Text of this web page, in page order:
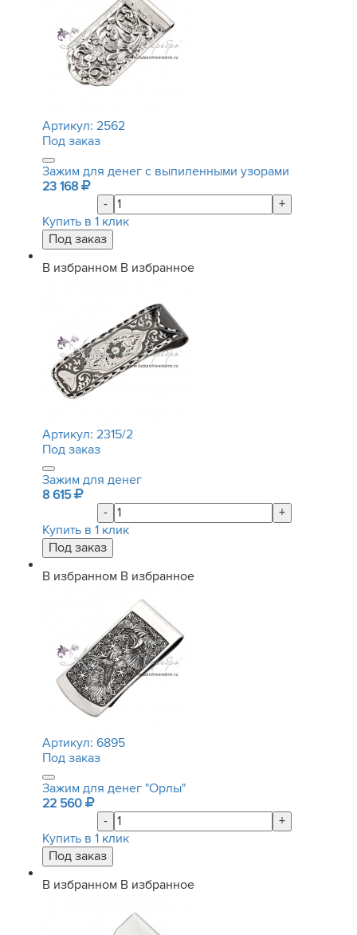
Артикул: 2562
Под заказ
Зажим для денег с выпиленными узорами
23 168
-
+
Купить в 1 клик
В избранном В избранное
Артикул: 2315/2
Под заказ
Зажим для денег
8 615
-
+
Купить в 1 клик
В избранном В избранное
Артикул: 6895
Под заказ
Зажим для денег "Орлы"
22 560
-
+
Купить в 1 клик
В избранном В избранное